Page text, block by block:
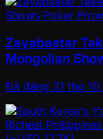
Zayabaatar
Mongolian
Đã đăng 31 thg